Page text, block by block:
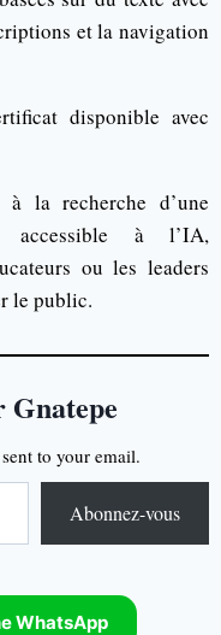
et la navigation
disponible avec
la recherche d’une
accessible à l’IA,
ou les leaders
le public.
Gnatepe
to your email.
Abonnez-vous
WhatsApp